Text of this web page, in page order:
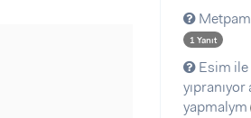
1 Yanıt
Esim
yapmalym